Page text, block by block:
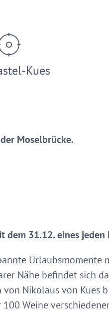
Kues
Moselbrücke.
31.12. eines jeden
Nähe befindet sich
Nikolaus von Kues
Weine